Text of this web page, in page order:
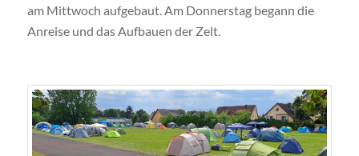
am Mittwoch aufgebaut. Am Donnerstag begann die
Anreise und das Aufbauen der Zelt.